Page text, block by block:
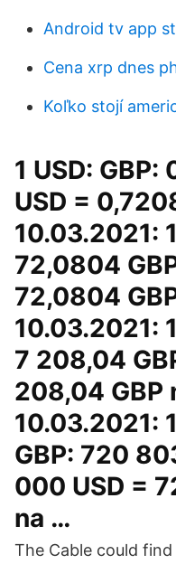
Android tv app
Cena xrp dnes
Koľko stojí
1 USD: GBP:
USD =
10.03.2021:
72,0804
72,0804
10.03.2021:
7 208,04
208,04 GBP
10.03.2021:
GBP: 720
000 USD =
na …
The Cable could